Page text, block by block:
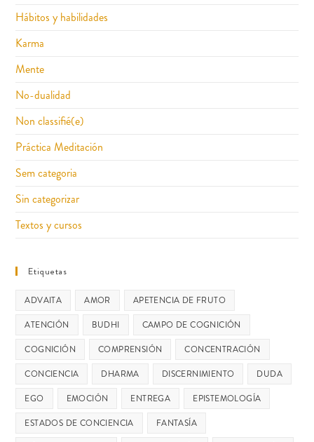
Hábitos y habilidades
Karma
Mente
No-dualidad
Non classifié(e)
Práctica Meditación
Sem categoria
Sin categorizar
Textos y cursos
Etiquetas
ADVAITA AMOR
APETENCIA DE FRUTO
ATENCIÓN
BUDHI
CAMPO DE COGNICIÓN
COGNICIÓN
COMPRENSIÓN
CONCENTRACIÓN
CONCIENCIA
DHARMA DISCERNIMIENTO
DUDA
EGO
EMOCIÓN ENTREGA
EPISTEMOLOGÍA
ESTADOS DE CONCIENCIA
FANTASÍA